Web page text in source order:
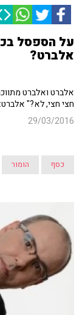
על הספסל
אלברט?
אלברט ואלברט
חצי חצי, לא?"
29/03/2016
כסף הומור